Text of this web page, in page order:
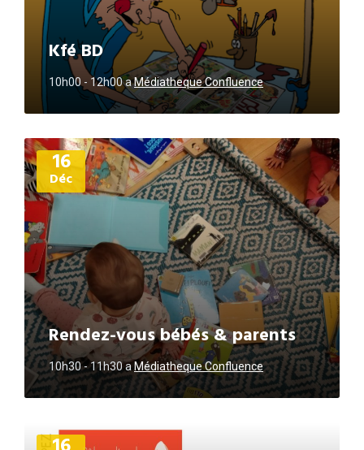
Kfé BD
10h00 - 12h00aMédiatheque Confluence
16
Déc
Rendez-vous bébés & parents
10h30 - 11h30a Médiatheque Confluence
Plus
d'informations
d'informations